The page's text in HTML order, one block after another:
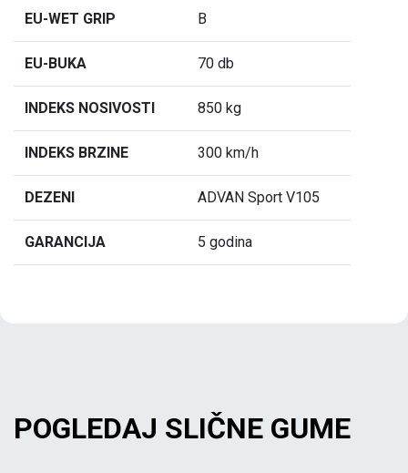
EU-WET GRIP B
EU-BUKA 70 db
INDEKS NOSIVOSTI 850 kg
INDEKS BRZINE 300 km/h
DEZENI ADVAN Sport V105
GARANCIJA 5 godina
POGLEDAJ SLIČNE GUME